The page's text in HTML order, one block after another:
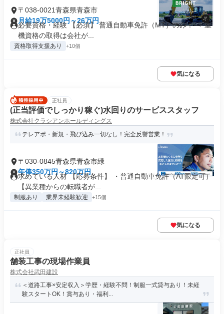
〒038-0021青森県青森市
月給19万5000円～26万円
必要資格・経験 【必須】 普通自動車免許（MT）のみ！ ⇒ 重
機資格の取得は会社が...
資格取得支援あり +10個
気になる
正社員
(正当評価でしっかり稼ぐ)水回りのサービススタッフ
株式会社クラシアンホールディングス
テレアポ・新規・飛び込み一切なし！完全反響営業！
〒030-0845青森県青森市緑
年俸350万円～820万円
求めている人材 【応募条件】 ・普通自動車免許（AT限定可）
【異業種からの転職者が...
制服あり 業界未経験歓迎 +15個
気になる
正社員
舗装工事の現場作業員
株式会社武田建設
＜道路工事×安定収入＞学歴・経験不問！制服一式貸与あり！未経
験スタートOK！賞与あり・福利...